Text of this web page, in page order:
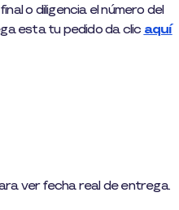
o diligencia el número del
esta tu pedido da clic aquí
ver fecha real de entrega.